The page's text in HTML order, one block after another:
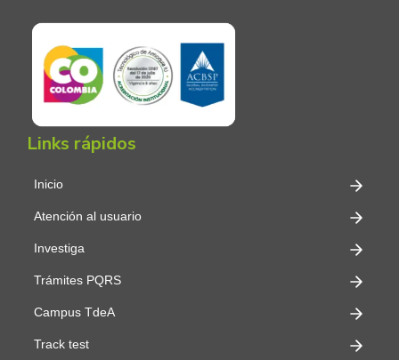
Links rápidos
Inicio
Atención al usuario
Investiga
Trámites PQRS
Campus TdeA
Track test